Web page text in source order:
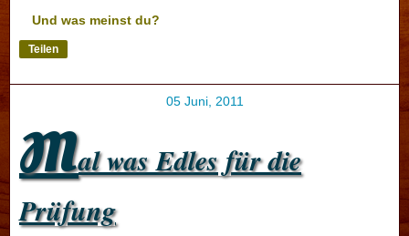
Und was meinst du?
Teilen
05 Juni, 2011
Mal was Edles für die
Prüfung